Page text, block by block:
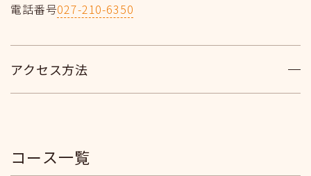
電話番号027-210-6350
アクセス方法
コース一覧